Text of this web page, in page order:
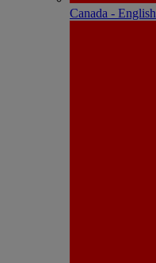
Canada - English